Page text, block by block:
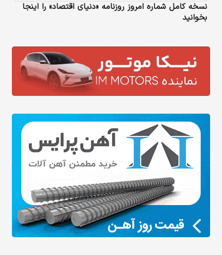
نسخه کامل شماره امروز روزنامه «دنیای‌ اقتصاد» را اینجا
بخوانید